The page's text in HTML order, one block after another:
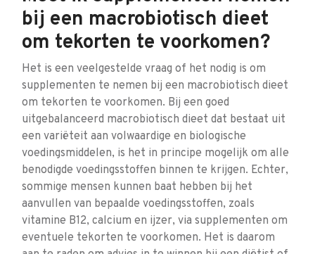
bij een macrobiotisch dieet
om tekorten te voorkomen?
Het is een veelgestelde vraag of het nodig is om
supplementen te nemen bij een macrobiotisch dieet
om tekorten te voorkomen. Bij een goed
uitgebalanceerd macrobiotisch dieet dat bestaat uit
een variëteit aan volwaardige en biologische
voedingsmiddelen, is het in principe mogelijk om alle
benodigde voedingsstoffen binnen te krijgen. Echter,
sommige mensen kunnen baat hebben bij het
aanvullen van bepaalde voedingsstoffen, zoals
vitamine B12, calcium en ijzer, via supplementen om
eventuele tekorten te voorkomen. Het is daarom